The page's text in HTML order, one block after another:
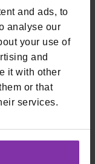
and ads, to
analyse our
your use of
and
it with other
or that
services.
razlog zašto